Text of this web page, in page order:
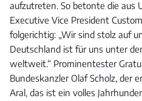
aufzutreten. So betonte die aus
Executive Vice President
folgerichtig: „Wir sind stolz auf
Deutschland ist für uns unter
weltweit.“ Prominentester
Bundeskanzler Olaf Scholz, der
Aral, das ist ein volles